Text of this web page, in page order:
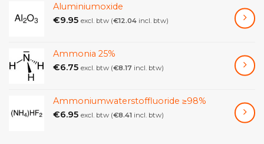
Aluminiumoxide
€9.95 excl. btw (€12.04 incl. btw)
Ammonia 25%
€6.75 excl. btw (€8.17 incl. btw)
Ammoniumwaterstoffluoride ≥98%
€6.95 excl. btw (€8.41 incl. btw)